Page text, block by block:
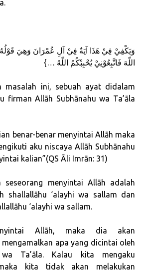
وَيَكْفِيْ فِيْ هَذَا آيَةٌ فِيْ آلِ عُمْرَانَ وَهِيَ
اللّهَ فَاتَّبِعُوْنِيْ يُحْبِبْكُمُ اللّهُ …}
masalah ini, sebuah ayat didalam
firman Allāh Subhānahu wa Ta’āla
benar-benar menyintai Allāh maka
aku niscaya Allāh Subhānahu
kalian”(QS Āli Imrān: 31)
seseorang menyintai Allāh adalah
shallallāhu ‘alayhi wa sallam dan
‘alayhi wa sallam.
Allāh, maka dia akan
mengamalkan apa yang dicintai oleh
Ta’āla. Kalau kita mengaku
kita tidak akan melakukan